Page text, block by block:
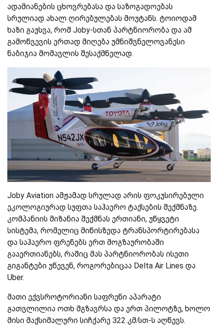
ადამიანების ცხოვრებასა და საზოგადოებას
სრულიად ახალ ღირებულებას მოუტანს. ტოიოდამ
ხაზი გაუსვა, რომ Joby-სთან პარტნიორობა და ამ
გამოწვევის ერთად მიღება უმნიშვნელოვანესი
ნაბიჯია მომავლის შესაქმნელად.
Joby Aviation ამჟამად სრულად არის ფოკუსირებული
ეკოლოგიურად სუფთა საჰაერო ტაქსების შექმნაზე.
კომპანიის მიზანია შექმნას ერთიანი, უწყვეტი
სისტემა, რომელიც მიწისზედა ტრანსპორტირებასა
და საჰაერო ფრენებს ერთ მოგზაურობაში
გააერთიანებს, რაშიც მას პარტნიორობას ისეთი
გიგანტები უწევენ, როგორებიცაა Delta Air Lines და
Uber.
მათი ექვსროტორიანი საფრენი აპარატი
გათვლილია ოთხ მგზავრსა და ერთ პილოტზე, ხოლო
მისი მაქსიმალური სიჩქარე 322 კმ/სთ-ს აღწევს.